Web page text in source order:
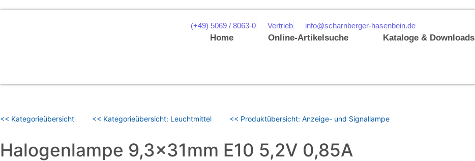
(+49) 5069 / 8063-0 Vertrieb info@scharnberger-hasenbein.de
Home Online-Artikelsuche Kataloge & Downloads
<< Kategorieübersicht << Kategorieübersicht: Leuchtmittel << Produktübersicht: Anzeige- und Signallampe
Halogenlampe 9,3x31mm E10 5,2V 0,85A